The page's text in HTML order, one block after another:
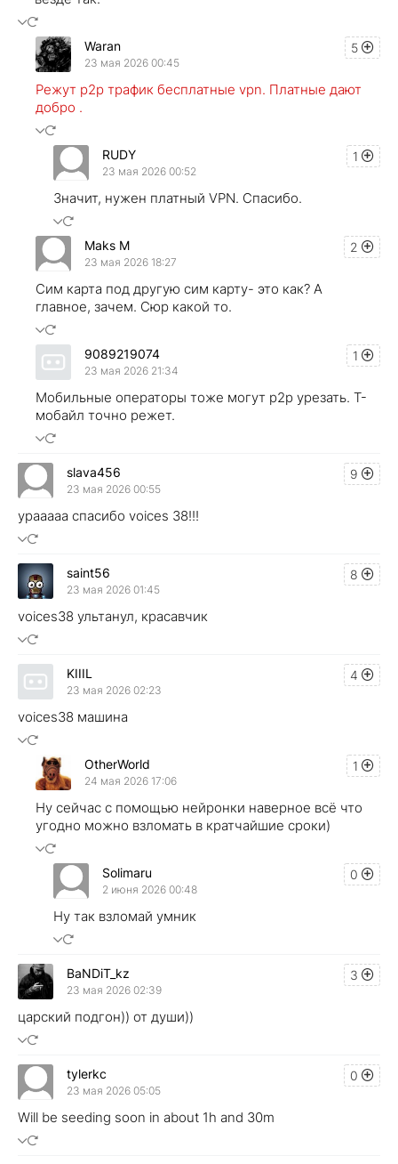
5
Waran
23 мая 2026 00:45
Режут p2p трафик бесплатные vpn. Платные дают
добро .
1
RUDY
23 мая 2026 00:52
Значит, нужен платный VPN. Спасибо.
2
Maks M
23 мая 2026 18:27
Сим карта под другую сим карту- это как? А
главное, зачем. Сюр какой то.
1
9089219074
23 мая 2026 21:34
Мобильные операторы тоже могут p2p урезать. Т-
мобайл точно режет.
9
slava456
23 мая 2026 00:55
урааааа спасибо voices 38!!!
8
saint56
23 мая 2026 01:45
voices38 ультанул, красавчик
4
KIIIL
23 мая 2026 02:23
voices38 машина
1
OtherWorld
24 мая 2026 17:06
Ну сейчас с помощью нейронки наверное всё что
угодно можно взломать в кратчайшие сроки)
0
Solimaru
2 июня 2026 00:48
Ну так взломай умник
3
BaNDiT_kz
23 мая 2026 02:39
царский подгон)) от души))
0
tylerkc
23 мая 2026 05:05
Will be seeding soon in about 1h and 30m